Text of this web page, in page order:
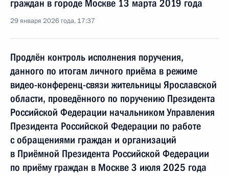
граждан в городе Москве 13 марта 2019 года
29 января 2026 года, 17:37
Продлён контроль исполнения поручения,
данного по итогам личного приёма в режиме
видео-конференц-связи жительницы Ярославской
области, проведённого по поручению Президента
Российской Федерации начальником Управления
Президента Российской Федерации по работе
с обращениями граждан и организаций
в Приёмной Президента Российской Федерации
по приёму граждан в Москве 3 июля 2025 года